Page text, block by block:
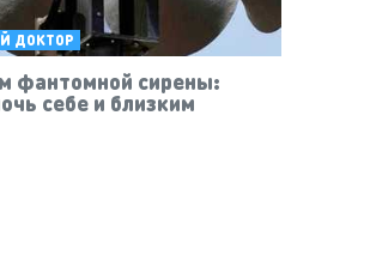
ДОКТОР
фантомной сирены:
себе и близким